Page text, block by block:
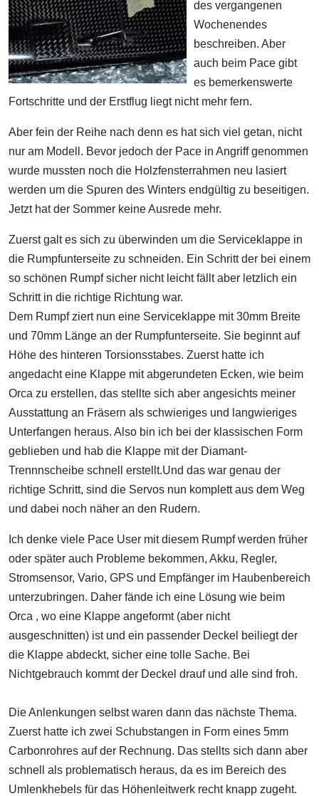
des vergangenen
Wochenendes
beschreiben. Aber
auch beim Pace gibt
es bemerkenswerte
Fortschritte und der Erstflug liegt nicht mehr fern.
Aber fein der Reihe nach denn es hat sich viel getan, nicht
nur am Modell. Bevor jedoch der Pace in Angriff genommen
wurde mussten noch die Holzfensterrahmen neu lasiert
werden um die Spuren des Winters endgültig zu beseitigen.
Jetzt hat der Sommer keine Ausrede mehr.
Zuerst galt es sich zu überwinden um die Serviceklappe in
die Rumpfunterseite zu schneiden. Ein Schritt der bei einem
so schönen Rumpf sicher nicht leicht fällt aber letzlich ein
Schritt in die richtige Richtung war.
Dem Rumpf ziert nun eine Serviceklappe mit 30mm Breite
und 70mm Länge an der Rumpfunterseite. Sie beginnt auf
Höhe des hinteren Torsionsstabes. Zuerst hatte ich
angedacht eine Klappe mit abgerundeten Ecken, wie beim
Orca zu erstellen, das stellte sich aber angesichts meiner
Ausstattung an Fräsern als schwieriges und langwieriges
Unterfangen heraus. Also bin ich bei der klassischen Form
geblieben und hab die Klappe mit der Diamant-
Trennnscheibe schnell erstellt.Und das war genau der
richtige Schritt, sind die Servos nun komplett aus dem Weg
und dabei noch näher an den Rudern.
Ich denke viele Pace User mit diesem Rumpf werden früher
oder später auch Probleme bekommen, Akku, Regler,
Stromsensor, Vario, GPS und Empfänger im Haubenbereich
unterzubringen. Daher fände ich eine Lösung wie beim
Orca , wo eine Klappe angeformt (aber nicht
ausgeschnitten) ist und ein passender Deckel beiliegt der
die Klappe abdeckt, sicher eine tolle Sache. Bei
Nichtgebrauch kommt der Deckel drauf und alle sind froh.
Die Anlenkungen selbst waren dann das nächste Thema.
Zuerst hatte ich zwei Schubstangen in Form eines 5mm
Carbonrohres auf der Rechnung. Das stellts sich dann aber
schnell als problematisch heraus, da es im Bereich des
Umlenkhebels für das Höhenleitwerk recht knapp zugeht.